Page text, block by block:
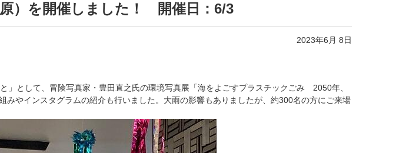
）を開催しました！ 開催日：6/3
2023年6月 8日
として、冒険写真家・豊田直之氏の環境写真展「海をよごすプラスチックごみ 2050年、
やインスタグラムの紹介も行いました。大雨の影響もありましたが、約300名の方にご来場